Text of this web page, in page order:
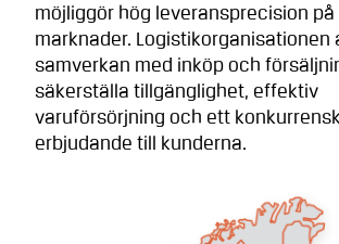
möjliggör hög leveransprecision på
marknader. Logistikorganisationen
samverkan med inköp och
säkerställa tillgänglighet, effektiv
varuförsörjning och ett
erbjudande till kunderna.